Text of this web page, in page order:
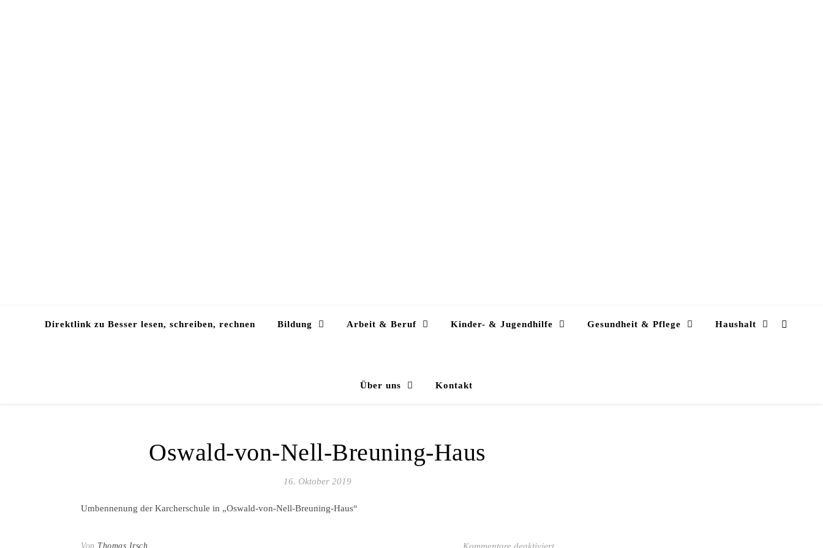
Direktlink zu Besser lesen, schreiben, rechnen Bildung Arbeit & Beruf Kinder- & Jugendhilfe Gesundheit & Pflege Haushalt
Über uns Kontakt
Oswald-von-Nell-Breuning-Haus
16. Oktober 2019
Umbennenung der Karcherschule in „Oswald-von-Nell-Breuning-Haus“
Von Thomas Irsch für Oswald-von-Nell-Breuning-Haus